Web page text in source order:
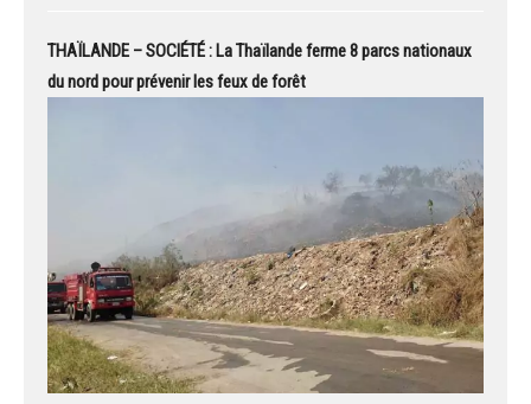
THAÏLANDE – SOCIÉTÉ : La Thaïlande ferme 8 parcs nationaux
du nord pour prévenir les feux de forêt